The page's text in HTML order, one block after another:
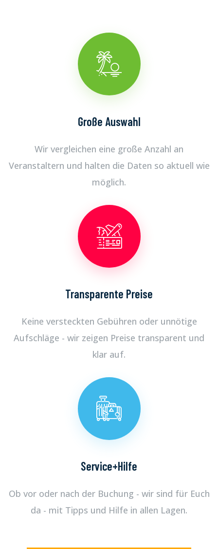
Große Auswahl
Wir vergleichen eine große Anzahl an
Veranstaltern und halten die Daten so aktuell wie
möglich.
Transparente Preise
Keine versteckten Gebühren oder unnötige
Aufschläge - wir zeigen Preise transparent und
klar auf.
Service+Hilfe
Ob vor oder nach der Buchung - wir sind für Euch
da - mit Tipps und Hilfe in allen Lagen.